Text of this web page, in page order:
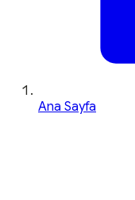
Ana Sayfa